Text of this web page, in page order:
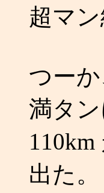
超マン
つー
満タ
出た。